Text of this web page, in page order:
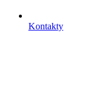
Kontakty